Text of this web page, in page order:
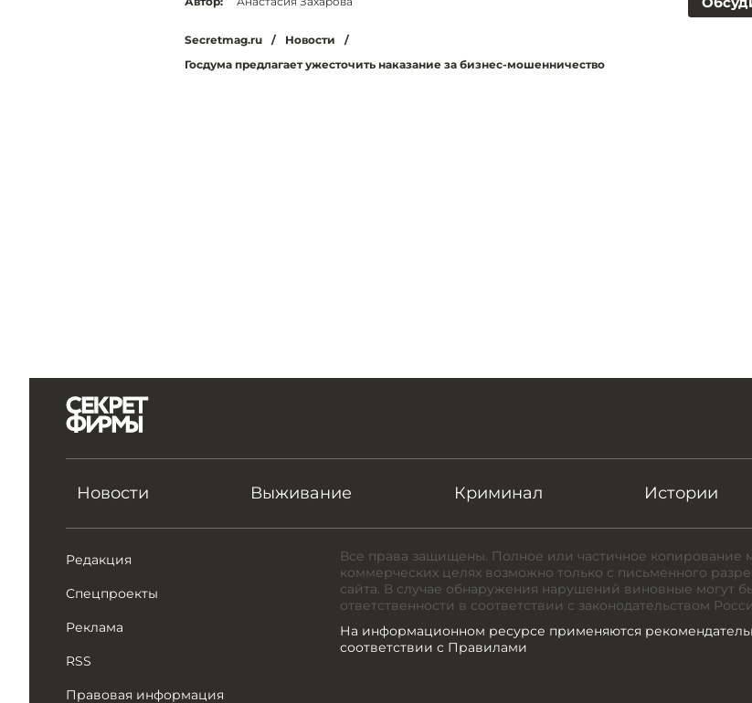
Secretmag.ru / Новости
/
Госдума предлагает ужесточить наказание за бизнес-мошенничество
Новости Выживание Криминал Истории
Редакция
Спецпроекты
Реклама
RSS
Правовая информация
Все права защищены. Полное или частичное копирование
коммерческих целях возможно только с письменного
сайта. В случае обнаружения нарушений виновные могут
ответственности в соответствии с законодательством
На информационном ресурсе применяются
соответствии с Правилами